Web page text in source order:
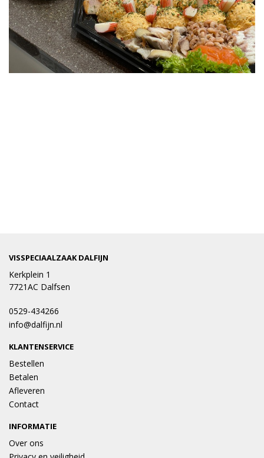
VISSPECIAALZAAK DALFIJN
Kerkplein 1
7721AC Dalfsen
0529-434266
info@dalfijn.nl
KLANTENSERVICE
Bestellen
Betalen
Afleveren
Contact
INFORMATIE
Over ons